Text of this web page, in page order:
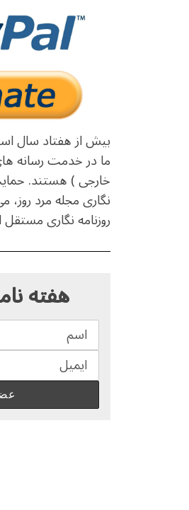
بیش از هفتاد سال
ما در خدمت رسانه
خارجی ) هستند.
نگاری مجله مرد روز،
روزنامه نگاری مستقل
هفته
S
r
c
f
r